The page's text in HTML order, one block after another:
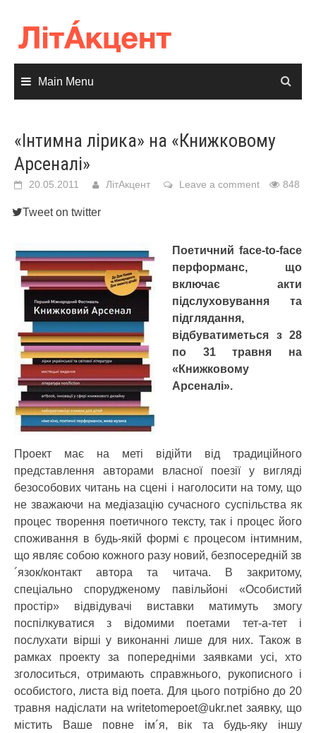
content
Main Menu
«Інтимна лірика» на «Книжковому
Арсеналі»
20.05.2011 ЛітАкцент Leave a comment 848
Tweet on twitter
Поетичний face-to-face
перформанс, що
включає акти
підслуховування та
підглядання,
відбуватиметься з 28
по 31 травня на
«Книжковому
Арсеналі».
Проект має на меті відійти від традиційного
представлення авторами власної поезії у вигляді
безособових читань на сцені і наголосити на тому, що
не зважаючи на медіазацію сучасного суспільства як
процес творення поетичного тексту, так і процес його
споживання в будь-якій формі є процесом інтимним,
що являє собою кожного разу новий, безпосередній зв
´язок/контакт автора та читача. В закритому,
спеціально спорудженому павільйоні «Особистий
простір» відвідувачі виставки матимуть змогу
поспілкуватися з відомими поетами тет-а-тет і
послухати вірші у виконанні лише для них. Також в
рамках проекту за попередніми заявками усі, хто
зголоситься, отримають справжнього, рукописного і
особистого, листа від поета. Для цього потрібно до 20
травня надіслати на writetomepoet@ukr.net заявку, що
містить Ваше повне ім´я, вік та будь-яку іншу